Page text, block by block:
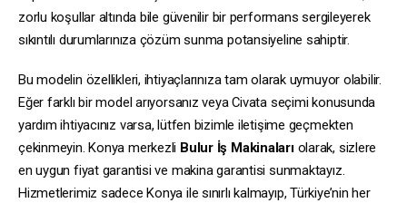
zorlu koşullar altında bile güvenilir bir performans sergileyerek
sıkıntılı durumlarınıza çözüm sunma potansiyeline sahiptir.
Bu modelin özellikleri, ihtiyaçlarınıza tam olarak uymuyor olabilir.
Eğer farklı bir model arıyorsanız veya Civata seçimi konusunda
yardım ihtiyacınız varsa, lütfen bizimle iletişime geçmekten
çekinmeyin. Konya merkezli Bulur İş Makinalarıolarak, sizlere
en uygun fiyat garantisi ve makina garantisi sunmaktayız.
Hizmetlerimiz sadece Konya ile sınırlı kalmayıp, Türkiye’nin her